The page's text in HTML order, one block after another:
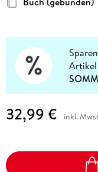
Artikel
32,99 € inkl.